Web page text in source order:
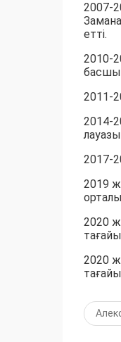
2007-
етті.
2010-
2011-
2014-
2017-
2019
2020
2020